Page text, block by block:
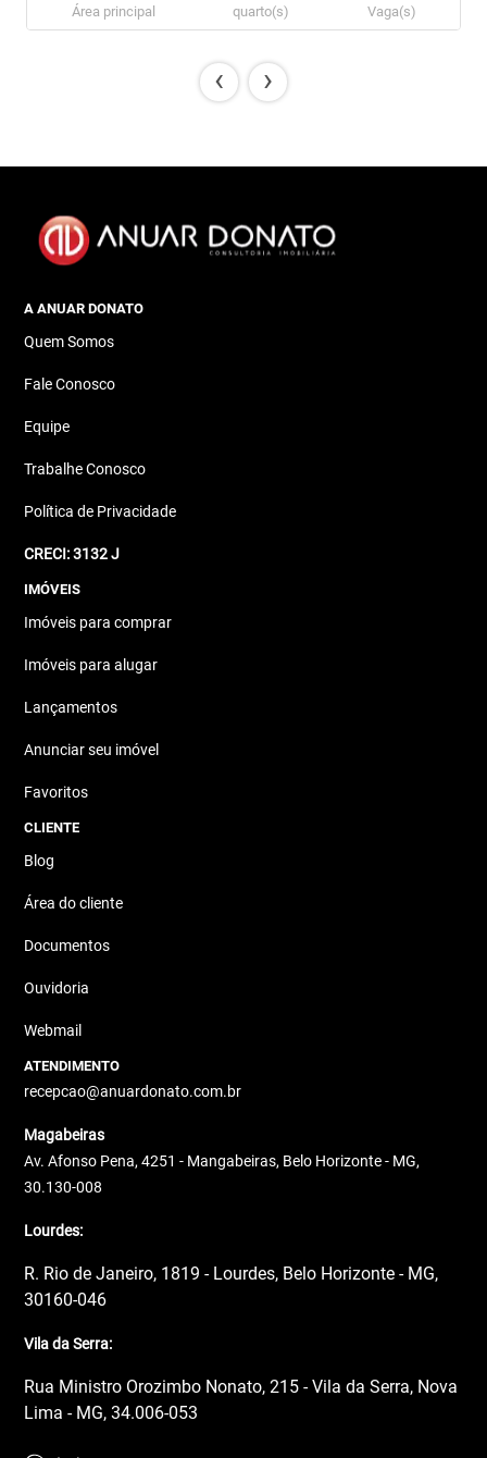
Área principal
quarto(s)
Vaga(s)
‹ ›
A ANUAR DONATO
Quem Somos
Fale Conosco
Equipe
Trabalhe Conosco
Política de Privacidade
CRECI: 3132 J
IMÓVEIS
Imóveis para comprar
Imóveis para alugar
Lançamentos
Anunciar seu imóvel
Favoritos
CLIENTE
Blog
Área do cliente
Documentos
Ouvidoria
Webmail
ATENDIMENTO
recepcao@anuardonato.com.br
Magabeiras
Av. Afonso Pena, 4251 - Mangabeiras, Belo Horizonte - MG,
30.130-008
Lourdes:
R. Rio de Janeiro, 1819 - Lourdes, Belo Horizonte - MG,
30160-046
Vila da Serra:
Rua Ministro Orozimbo Nonato, 215 - Vila da Serra, Nova
Lima - MG, 34.006-053